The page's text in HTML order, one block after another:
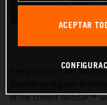
Remy Gardner was
of the current MotoGP™
ACEPTAR